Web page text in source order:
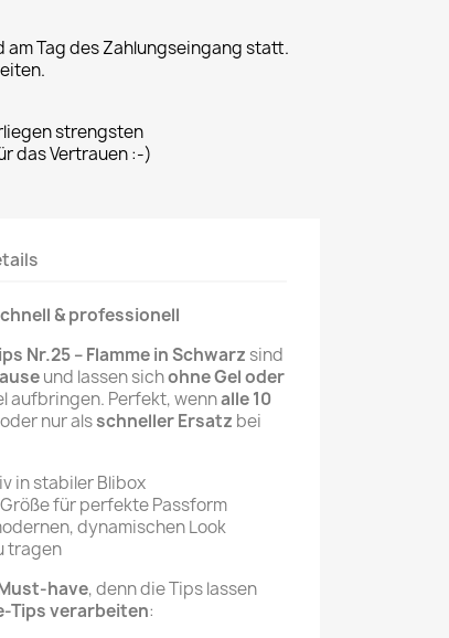
am Tag des Zahlungseingang statt.
strengsten
das Vertrauen :-)
& professionell
Nr.25 – Flamme in Schwarz sind
und lassen sichohne Gel oder
aufbringen. Perfekt, wennalle 10
nur alsschneller Ersatz bei
in stabiler Blibox
für perfekte Passform
dynamischen Look
tragen
have, denn die Tips lassen
Tips verarbeiten: